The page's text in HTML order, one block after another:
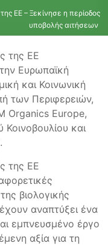
ΕΕ – Ξεκίνησε η περίοδος
υποβολής αιτήσεων
της ΕΕ
Ευρωπαϊκή
και Κοινωνική
των Περιφερειών,
Organics Europe,
και
της ΕΕ
βιολογικής
αναπτύξει ένα
εμπνευσμένο έργο
αξία για τη